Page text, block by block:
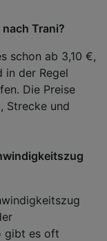
Trani?
schon ab 3,10 €,
in der Regel
Die Preise
Strecke und
gibt es oft